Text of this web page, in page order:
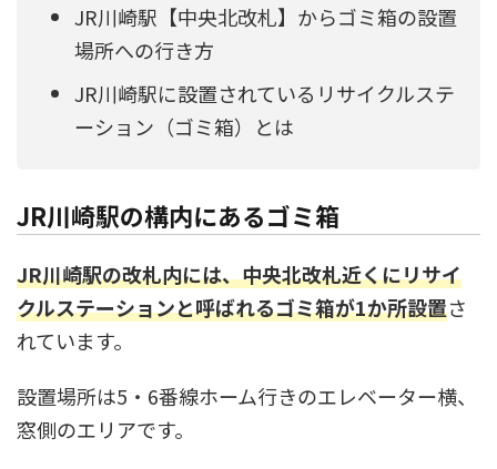
JR川崎駅【中央北改札】からゴミ箱の設置
場所への行き方
JR川崎駅に設置されているリサイクルステ
ーション（ゴミ箱）とは
JR川崎駅の構内にあるゴミ箱
JR川崎駅の改札内には、中央北改札近くにリサイ
クルステーションと呼ばれるゴミ箱が1か所設置さ
れています。
設置場所は5・6番線ホーム行きのエレベーター横、
窓側のエリアです。